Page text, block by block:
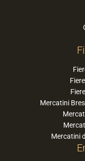
Mercatini
Mercatini